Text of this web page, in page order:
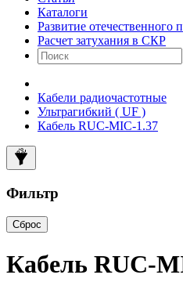
Каталоги
Развитие отечественного
Расчет затухания в СКР
Кабели радиочастотные
Ультрагибкий ( UF )
Кабель RUC-MIC-1.37
Фильтр
Сброс
Кабель RUC-